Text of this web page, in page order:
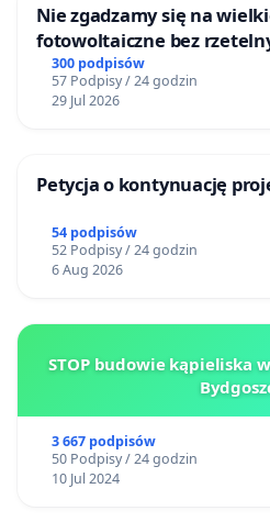
Nie zgadzamy się na
fotowoltaiczne bez
mieszkańców
300 podpisów
57 Podpisy / 24 godzin
29 Jul 2026
Petycja o kontynuację
54 podpisów
52 Podpisy / 24 godzin
6 Aug 2026
STOP budowie kąpieliska
3 667 podpisów
50 Podpisy / 24 godzin
10 Jul 2024